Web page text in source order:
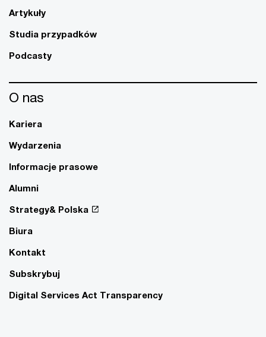
Artykuły
Studia przypadków
Podcasty
O nas
Kariera
Wydarzenia
Informacje prasowe
Alumni
Strategy& Polska
Biura
Kontakt
Subskrybuj
Digital Services Act Transparency